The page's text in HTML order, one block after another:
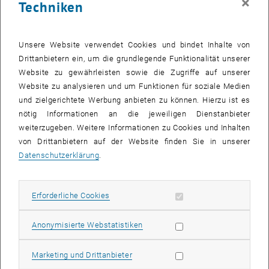
DieEuropean Magnetism Association, öffnet eine externe URL in
hat neue Mitglieder ihres
General Council bekanntgegeben, darunter Amalio Fernández-
Die EMA ist eine gemeinnützige Organisation, die die Entwicklung
der Magnetismusforschung und magnetischer Materialien in Europa
fördert. Sie unterstützt die Magnetismus-Community, indem sie die
Techniken
Unsere Website verwendet Cookies und bindet Inhalte von
Drittanbietern ein, um die grundlegende Funktionalität unserer
Website zu gewährleisten sowie die Zugriffe auf unserer
Website zu analysieren und um Funktionen für soziale Medien
und zielgerichtete Werbung anbieten zu können. Hierzu ist es
nötig Informationen an die jeweiligen Dienstanbieter
weiterzugeben. Weitere Informationen zu Cookies und Inhalten
von Drittanbietern auf der Website finden Sie in unserer
Datenschutzerklärung.
Erforderliche Cookies Erforderliche Cookies zulassen
Anonymisierte WebstatistikenStatistik Cookies zulassen
Marketing und DrittanbieterMarketing Cookies zulassen